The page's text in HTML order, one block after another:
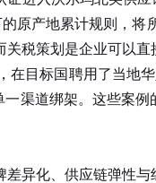
原产地累计规则，
税策划是企业可以直
标国聘用了当地
渠道绑架。这些案
化、供应链弹性与